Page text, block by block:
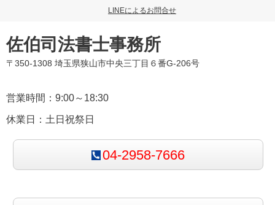
LINEによるお問合せ
佐伯司法書士事務所
〒350-1308 埼玉県狭山市中央三丁目６番G-206号
営業時間：9:00～18:30
休業日：土日祝祭日
04-2958-7666